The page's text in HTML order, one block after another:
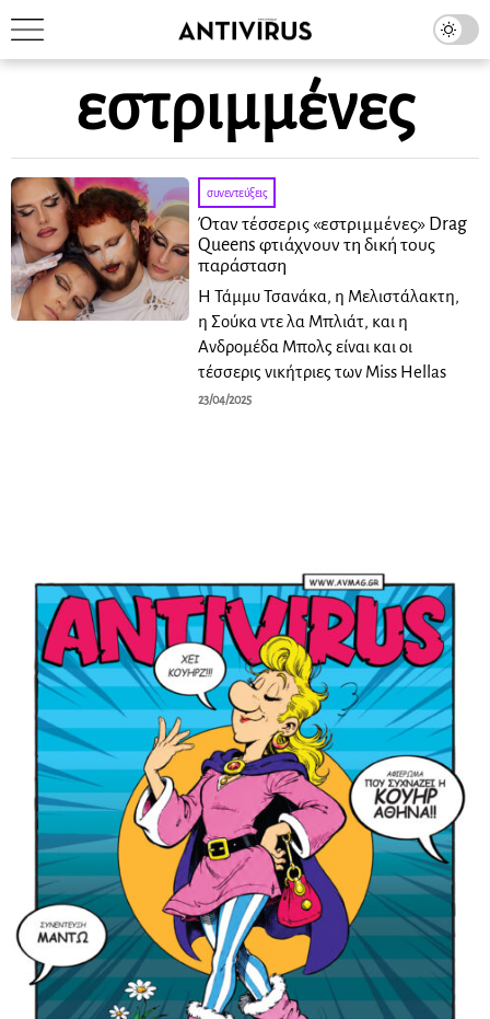
εστριμμένες
συνεντεύξεις
Όταν τέσσερις «εστριμμένες» Drag
Queens φτιάχνουν τη δική τους
παράσταση
Η Τάμμυ Τσανάκα, η Μελιστάλακτη,
η Σούκα ντε λα Μπλιάτ, και η
Ανδρομέδα Μπολς είναι και οι
τέσσερις νικήτριες των Miss Hellas
23/04/2025